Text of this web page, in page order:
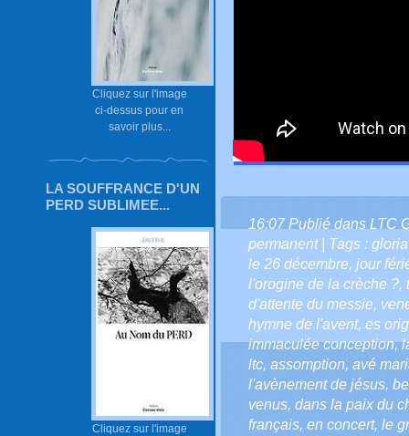
Cliquez sur l'image
ci-dessus pour en
savoir plus...
LA SOUFFRANCE D'UN
PERD SUBLIMEE...
Cliquez sur l'image
16:07 Publié dans LTC
permanent| Tags :
le 26 décembre, jour
l'orogine de la crèche ?,
d'attente du messie,
hymne de l'avent, es
immaculée conception,
ltc, assomption, avé
l'avènement de jésus,
venus, dans la paix du
français, en concert, le